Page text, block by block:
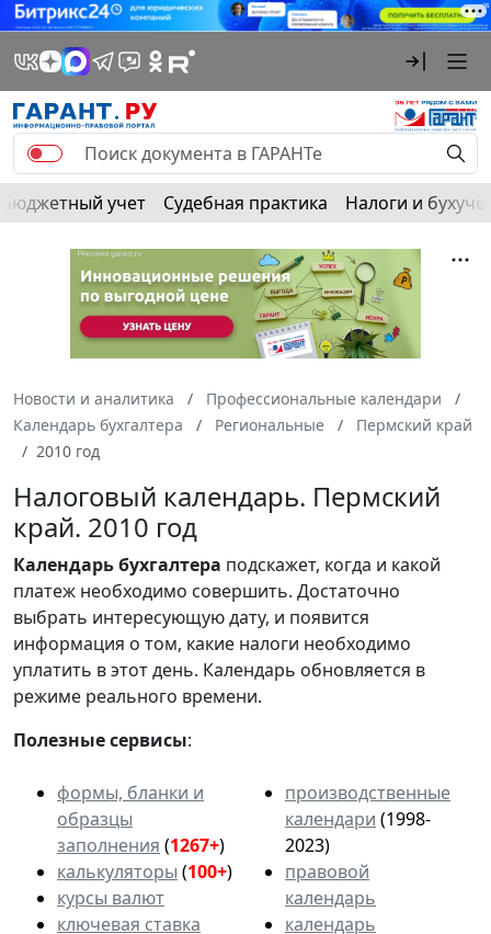
Бюджетный учет Судебная практика Налоги и
Новости и аналитика
Профессиональные календари
Календарь бухгалтера
Региональные
Пермский край
2010 год
Налоговый календарь. Пермский
край. 2010 год
Календарьбухгалтера подскажет, когда и какой
платеж необходимо совершить. Достаточно
выбрать интересующую дату, и появится
информация о том, какие налоги необходимо
уплатить в этот день. Календарь обновляется в
режиме реального времени.
Полезные сервисы:
формы, бланки и
образцы
заполнения (1267+)
калькуляторы (100+)
курсы валют
ключевая ставка
производственные
календари (1998-
2023)
правовой
календарь
календарь